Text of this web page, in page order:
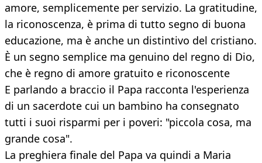
amore, semplicemente per servizio. La gratitudine,
la riconoscenza, è prima di tutto segno di buona
educazione, ma è anche un distintivo del cristiano.
È un segno semplice ma genuino del regno di Dio,
che è regno di amore gratuito e riconoscente
E parlando a braccio il Papa racconta l'esperienza
di un sacerdote cui un bambino ha consegnato
tutti i suoi risparmi per i poveri: "piccola cosa, ma
grande cosa".
La preghiera finale del Papa va quindi a Maria